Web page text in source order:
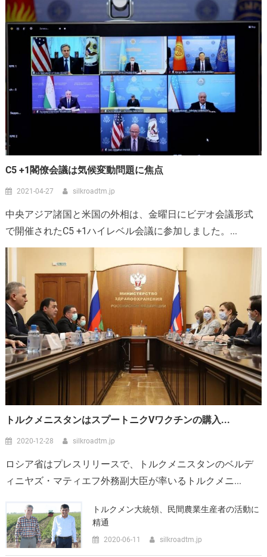
C5 +1閣僚会議は気候変動問題に焦点
2021-04-27 silkroadtm.jp
中央アジア諸国と米国の外相は、金曜日にビデオ会議形式
で開催されたC5 +1ハイレベル会議に参加しました。...
トルクメニスタンはスプートニクVワクチンの購入...
2020-12-28 silkroadtm.jp
ロシア省はプレスリリースで、トルクメニスタンのベルデ
ィニヤズ・マティエフ外務副大臣が率いるトルクメニ...
トルクメン大統領、民間農業生産者の活動に
精通
2020-06-11 silkroadtm.jp